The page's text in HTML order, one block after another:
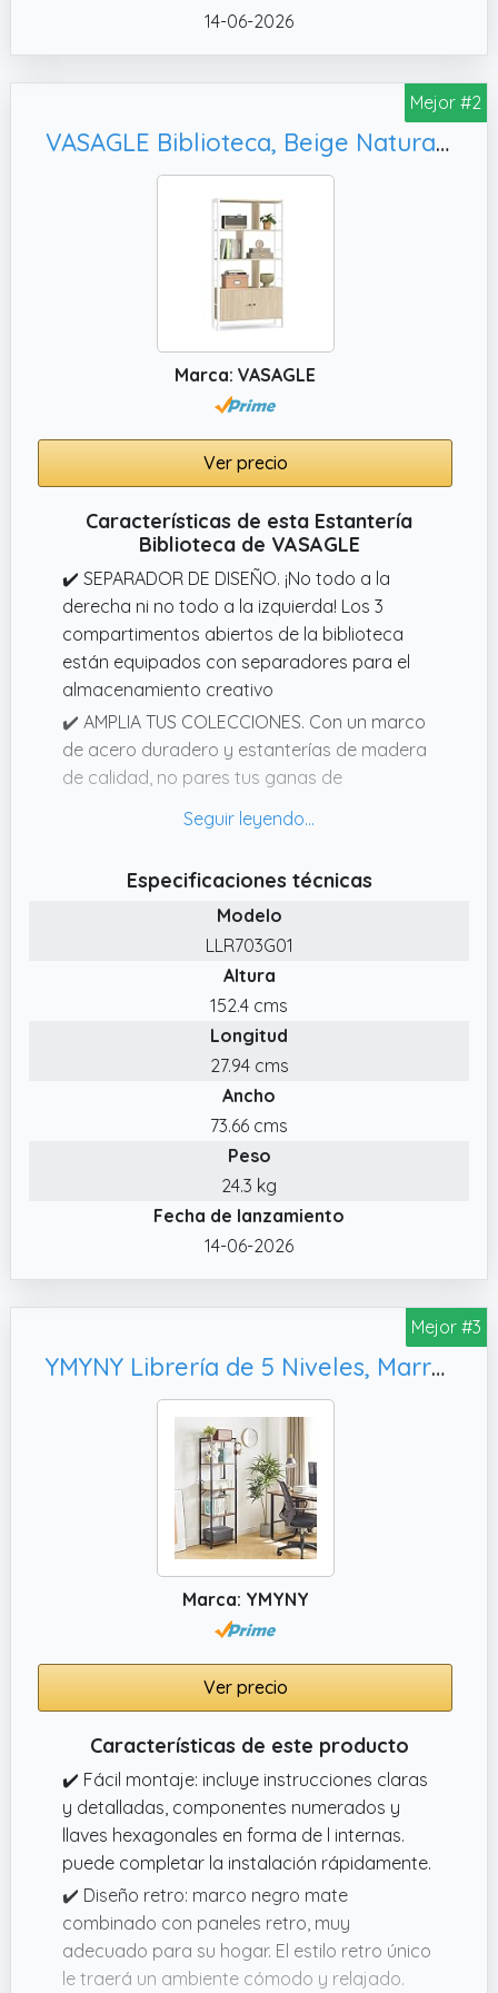
antivuelco evita que la estantería se vuelque
para un entorno más seguro.
para el almacenamiento de libros, también
se puede utilizar para almacenar papelería,
decoraciones, videos y otros artículos, con
ricas funciones de uso. Puede satisfacer sus
necesidades de almacenamiento sin
importar lo que necesite almacenar.
14-06-2026
Mejor #2
VASAGLE Biblioteca, Beige Natural y Blanco Nube LBC022LL01
Marca: VASAGLE
Ver precio
Características de esta Estantería
Biblioteca de VASAGLE
✔️ SEPARADOR DE DISEÑO. ¡No todo a la
derecha ni no todo a la izquierda! Los 3
compartimentos abiertos de la biblioteca
están equipados con separadores para el
almacenamiento creativo
✔️ AMPLIA TUS COLECCIONES. Con un marco
de acero duradero y estanterías de madera
de calidad, no pares tus ganas de
para tu seguridad, un útil destornillador para
el montaje y una librería de diseño original de
✔️ UNA FORMA MÁS DE ALMACENAR. Esta
estantería de 4 niveles tiene un
compartimento cerrado en la parte inferior
✔️ EN EL MISMO NIVEL. ¿Tablas inclinadas que
irritan los ojos? ¡No va a suceder con este
mueble! Los pies ajustables hacen que este
armario de libros se mantenga en pie
Especificaciones técnicas
Modelo
LLR703G01
Altura
152.4 cms
Longitud
27.94 cms
Ancho
73.66 cms
Peso
24.3 kg
Fecha de lanzamiento
14-06-2026
Mejor #3
YMYNY Librería de 5 Niveles, Marrón Rural HBC005H
Marca: YMYNY
Ver precio
Características de este producto
✔️ Fácil montaje: incluye instrucciones claras
y detalladas, componentes numerados y
llaves hexagonales en forma de l internas.
puede completar la instalación rápidamente.
✔️ Diseño retro: marco negro mate
combinado con paneles retro, muy
adecuado para su hogar. El estilo retro único
le traerá un ambiente cómodo y relajado.